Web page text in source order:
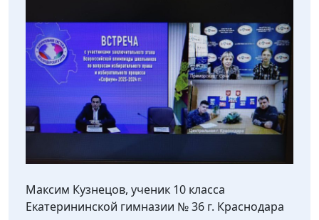
Максим Кузнецов, ученик 10 класса
Екатерининской гимназии № 36 г. Краснодара